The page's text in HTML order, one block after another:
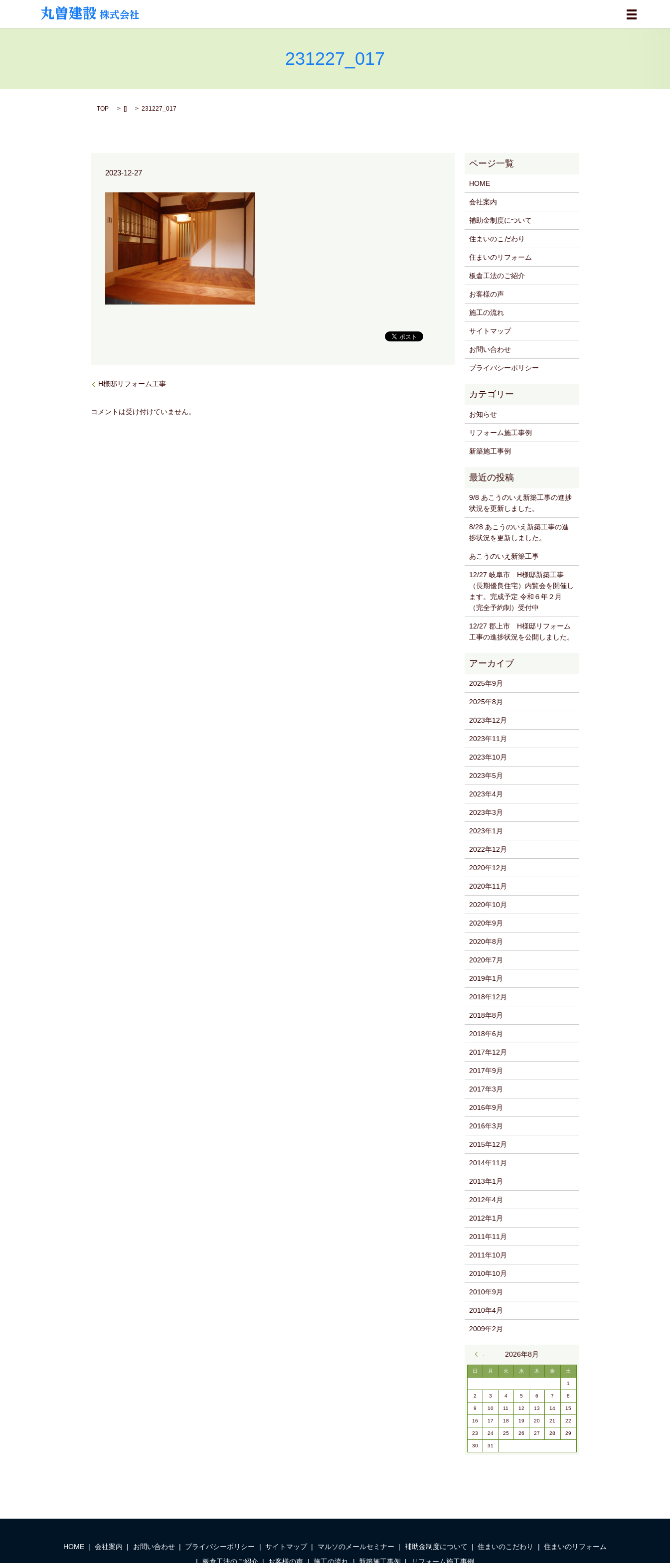
メニュー
231227_017
TOP [] 231227_017
2023-12-27
H様邸リフォーム工事
コメントは受け付けていません。
HOME
会社案内
補助金制度について
住まいのこだわり
住まいのリフォーム
板倉工法のご紹介
お客様の声
施工の流れ
サイトマップ
お問い合わせ
プライバシーポリシー
お知らせ
リフォーム施工事例
新築施工事例
9/8 あこうのいえ新築工事の進捗
状況を更新しました。
8/28 あこうのいえ新築工事の進
捗状況を更新しました。
あこうのいえ新築工事
12/27 岐阜市 H様邸新築工事
（長期優良住宅）内覧会を開催し
ます。完成予定 令和６年２月
（完全予約制）受付中
12/27 郡上市 H様邸リフォーム
工事の進捗状況を公開しました。
2025年9月
2025年8月
2023年12月
2023年11月
2023年10月
2023年5月
2023年4月
2023年3月
2023年1月
2022年12月
2020年12月
2020年11月
2020年10月
2020年9月
2020年8月
2020年7月
2019年1月
2018年12月
2018年8月
2018年6月
2017年12月
2017年9月
2017年3月
2016年9月
2016年3月
2015年12月
2014年11月
2013年1月
2012年4月
2012年1月
2011年11月
2011年10月
2010年10月
2010年9月
2010年4月
2009年2月
2026年8月
日 月 火 水 木 金 土
1
2 3 4 5 6 7 8
9 10 11 12 13 14 15
16 17 18 19 20 21 22
23 24 25 26 27 28 29
30 31
HOME 会社案内 お問い合わせ プライバシーポリシー サイトマップ マルソのメールセミナー 補助金制度について 住まいのこだわり
住まいのリフォーム